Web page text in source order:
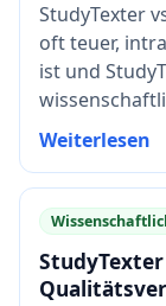
StudyTexter
oft teuer,
ist und
Weiterlesen